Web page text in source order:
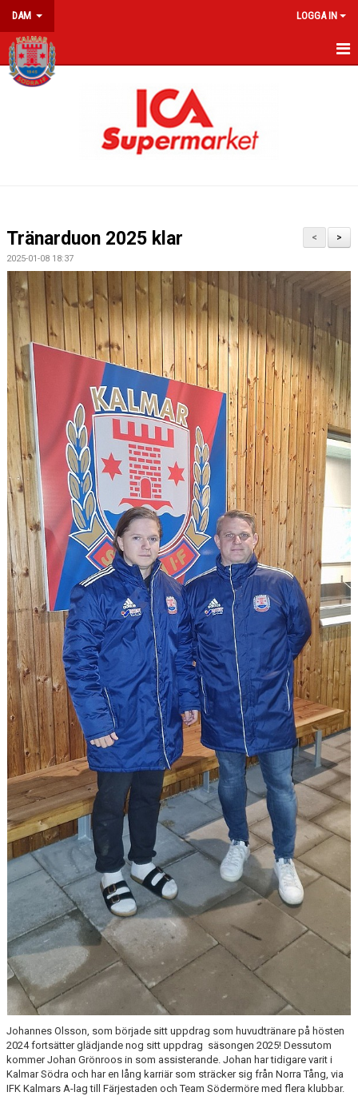
DAM LOGGA IN
HEM
BILDER
>
<
Tränarduon 2025 klar
2025-01-08 18:37
Johannes Olsson, som började sitt uppdrag som huvudtränare på hösten
2024 fortsätter glädjande nog sitt uppdrag säsongen 2025! Dessutom
kommer Johan Grönroos in som assisterande. Johan har tidigare varit i
Kalmar Södra och har en lång karriär som sträcker sig från Norra Tång, via
IFK Kalmars A-lag till Färjestaden och Team Södermöre med flera klubbar.